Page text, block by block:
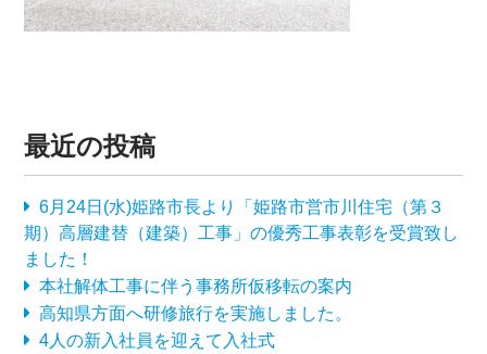
最近の投稿
6月24日(水)姫路市長より「姫路市営市川住宅（第３
期）高層建替（建築）工事」の優秀工事表彰を受賞致し
ました！
本社解体工事に伴う事務所仮移転の案内
高知県方面へ研修旅行を実施しました。
4人の新入社員を迎えて入社式